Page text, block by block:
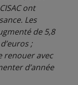
CISAC ont
Les
de 5,8
;
renouer avec
d’année